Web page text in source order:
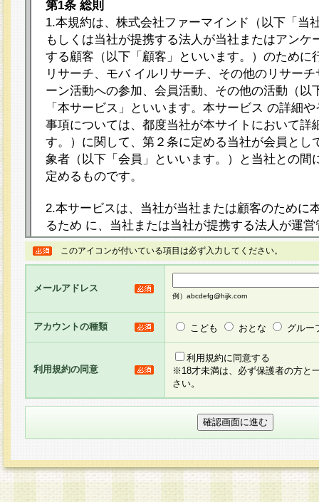
第1条 総則
1.本規約は、株式会社ファーマインド（以下「当
もしくは当社が提携する法人が当社またはアンケ
する顧客（以下「顧客」といいます。）のために
リサーチ、モバ イルリサーチ、その他のリサー
ーン活動への参加、会員活動、その他の活動（以
「本サービス」といいます。本サービス の詳細
事項については、都度当社が本サイトにおいて詳
す。）に関して、第２条に定める当社が会員とし
象者（以下「会員」といいます。）と当社との間
定めるものです。
2.本サービスは、当社が当社または顧客のために
るため に、当社または当社が提携する法人が運
ト（以下「本サイト」といいます。）上に本サー
ージを設け、会員がアンケー ト調査に回答する
し、その結果を当社が集計・分析その他の利用を
るものです。なお、本サービスは、それぞれの目
員に対して本サービスの依頼を行うこともあり、
た全ての会員に対して本サービスの依頼をすると
りま す。
3.当社は、会員の事前の承諾を得ることなく、当
方 法・手段にて、本規約を任意に制定、変更ま
きるものとします。改定後の本規約等は、本規約
に掲示したときに、その 他の諸規定については
てその効力を生じるものとします。
4.本規約は、会員登録希望者による会員登録手続
このアイコンが付いている項目は必ず入力してください。
メールアドレス
例）abcdefg@hijk.com
アカウントの種類 こども おとな グルー
利用規約の同意
利用規約に同意する
※18才未満は、必ず保護者の方と
さい。